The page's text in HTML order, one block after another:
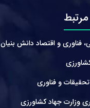
فناوری و اقتصاد دانش بنیان
و فناوری
وزارت جهاد کشاورزی